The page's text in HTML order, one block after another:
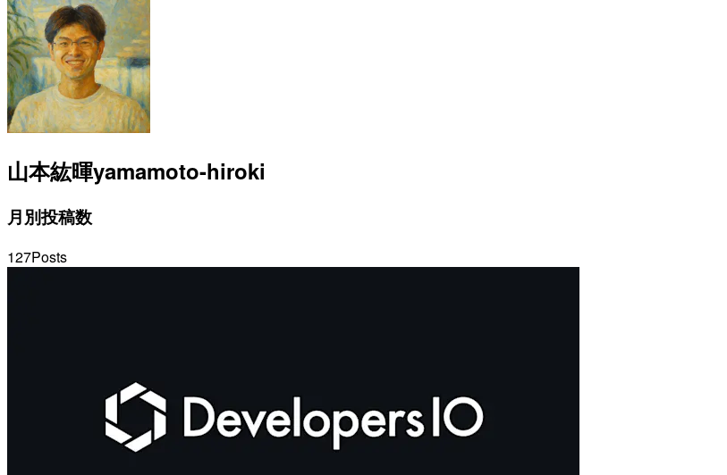
山本紘暉yamamoto-hiroki
月別投稿数
127Posts